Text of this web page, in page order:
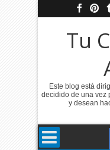
Tu
Este blog está
decidido de una vez
y desean